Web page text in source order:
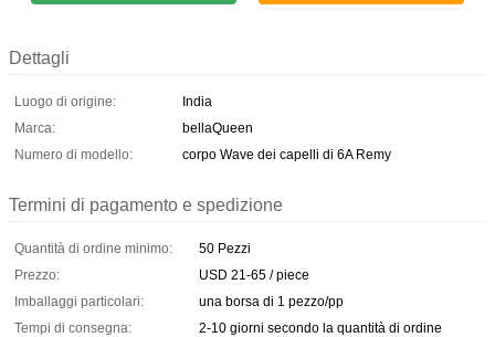
Dettagli
Luogo di origine:
India
Marca:
bellaQueen
Numero di modello:
corpo Wave dei capelli di 6A Remy
Termini di pagamento e spedizione
Quantità di ordine minimo:
50 Pezzi
Prezzo:
USD 21-65 / piece
Imballaggi particolari:
una borsa di 1 pezzo/pp
Tempi di consegna:
2-10 giorni secondo la quantità di ordine